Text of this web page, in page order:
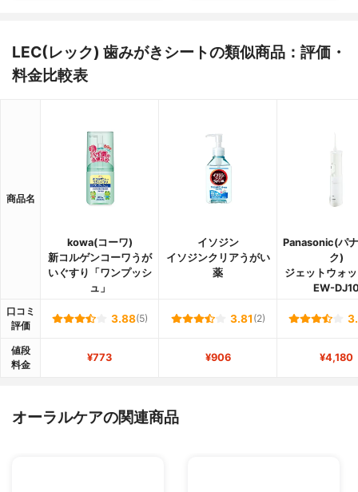
LEC(レック) 歯みがきシートの類似商品：評価・
料金比較表
商品名
kowa(コーワ)
新コルゲンコーワうが
いぐすり「ワンプッシ
ュ」
イソジン
イソジンクリアうがい
薬
Panasonic(パ
ク)
ジェットウォ
EW-
口コミ
評価
3.88(5) 3.81 (2)
値段
料金
¥773 ¥906 ¥4,180
オーラルケアの関連商品